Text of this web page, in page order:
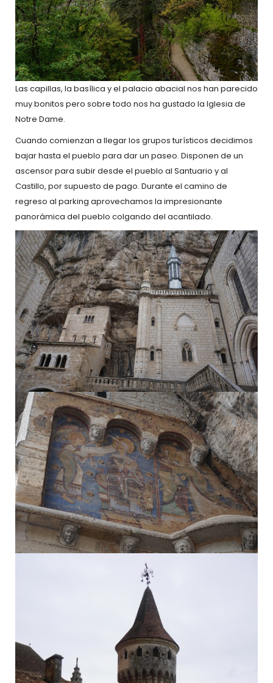
Las capillas, la basílica y el palacio abacial nos han parecido
muy bonitos pero sobre todo nos ha gustado la Iglesia de
Notre Dame.
Cuando comienzan a llegar los grupos turísticos decidimos
bajar hasta el pueblo para dar un paseo. Disponen de un
ascensor para subir desde el pueblo al Santuario y al
Castillo, por supuesto de pago. Durante el camino de
regreso al parking aprovechamos la impresionante
panorámica del pueblo colgando del acantilado.